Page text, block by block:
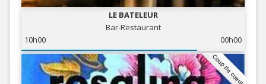
LE BATELEUR
Bar-Restaurant
10h00
00h00
Coup de coeur